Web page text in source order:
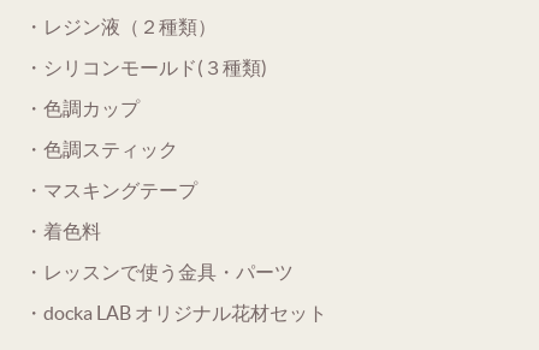
・レジン液（２種類）
・シリコンモールド(３種類)
・色調カップ
・色調スティック
・マスキングテープ
・着色料
・レッスンで使う金具・パーツ
・docka LAB オリジナル花材セット